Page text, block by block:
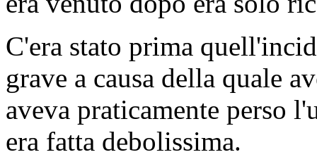
C'era stato prima
grave a causa della quale
aveva praticamente perso
era fatta debolissima.